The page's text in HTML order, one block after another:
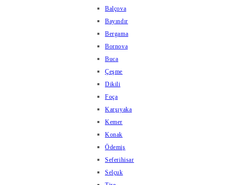
Balçova
Bayındır
Bergama
Bornova
Buca
Çeşme
Dikili
Foça
Karşıyaka
Kemer
Konak
Ödemiş
Seferihisar
Selçuk